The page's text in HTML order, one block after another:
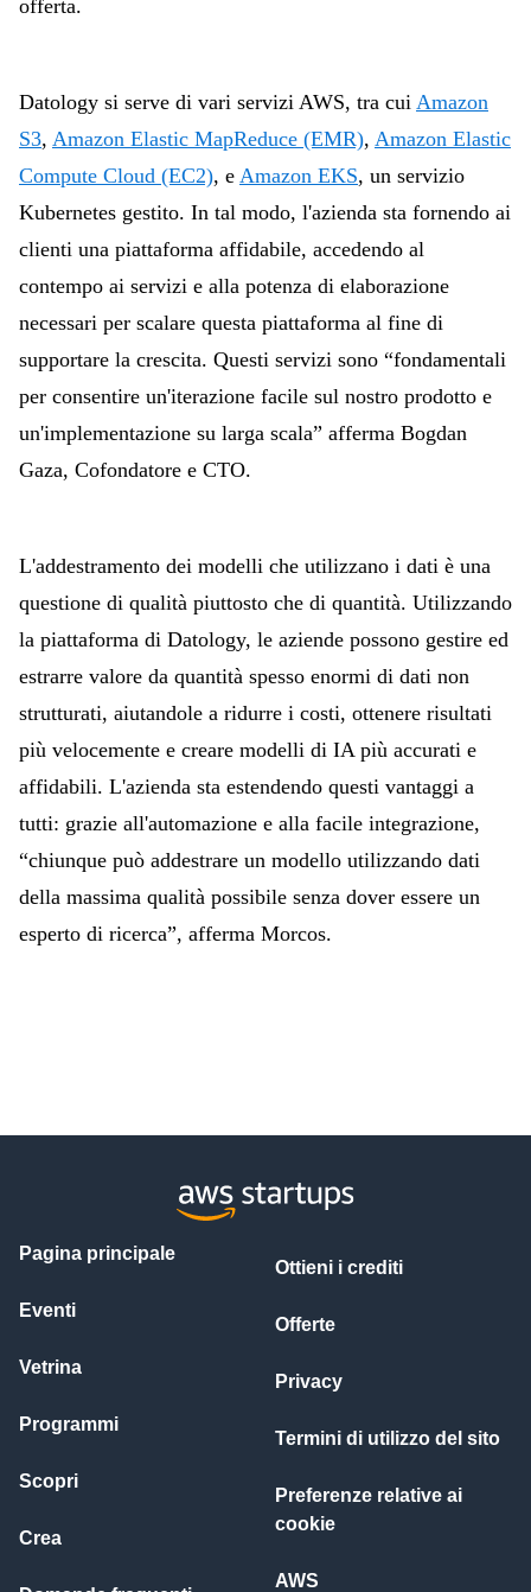
offerta.
Datology si serve di vari servizi AWS, tra cui Amazon
S3, Amazon Elastic MapReduce (EMR), Amazon Elastic
Compute Cloud (EC2), e Amazon EKS, un servizio
Kubernetes gestito. In tal modo, l'azienda sta fornendo ai
clienti una piattaforma affidabile, accedendo al
contempo ai servizi e alla potenza di elaborazione
necessari per scalare questa piattaforma al fine di
supportare la crescita. Questi servizi sono “fondamentali
per consentire un'iterazione facile sul nostro prodotto e
un'implementazione su larga scala” afferma Bogdan
Gaza, Cofondatore e CTO.
L'addestramento dei modelli che utilizzano i dati è una
questione di qualità piuttosto che di quantità. Utilizzando
la piattaforma di Datology, le aziende possono gestire ed
estrarre valore da quantità spesso enormi di dati non
strutturati, aiutandole a ridurre i costi, ottenere risultati
più velocemente e creare modelli di IA più accurati e
affidabili. L'azienda sta estendendo questi vantaggi a
tutti: grazie all'automazione e alla facile integrazione,
“chiunque può addestrare un modello utilizzando dati
della massima qualità possibile senza dover essere un
esperto di ricerca”, afferma Morcos.
Pagina principale
Eventi
Vetrina
Programmi
Scopri
Crea
Ottieni i crediti
Offerte
Privacy
Termini di utilizzo del sito
Preferenze relative ai
cookie
AWS